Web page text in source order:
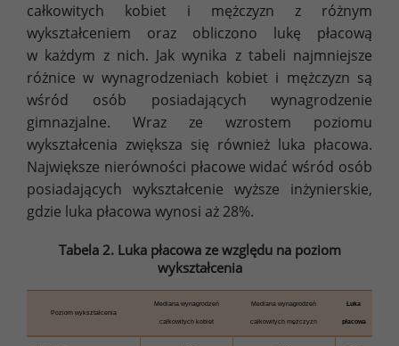
całkowitych kobiet i mężczyzn z różnym
wykształceniem oraz obliczono lukę płacową
w każdym z nich. Jak wynika z tabeli najmniejsze
różnice w wynagrodzeniach kobiet i mężczyzn są
wśród osób posiadających wynagrodzenie
gimnazjalne. Wraz ze wzrostem poziomu
wykształcenia zwiększa się również luka płacowa.
Największe nierówności płacowe widać wśród osób
posiadających wykształcenie wyższe inżynierskie,
gdzie luka płacowa wynosi aż 28%.
Tabela 2. Luka płacowa ze względu na poziom
wykształcenia
Poziom wykształcenia
Mediana wynagrodzeń
całkowitych kobiet
Mediana wynagrodzeń
całkowitych mężczyzn
Luka
płacowa